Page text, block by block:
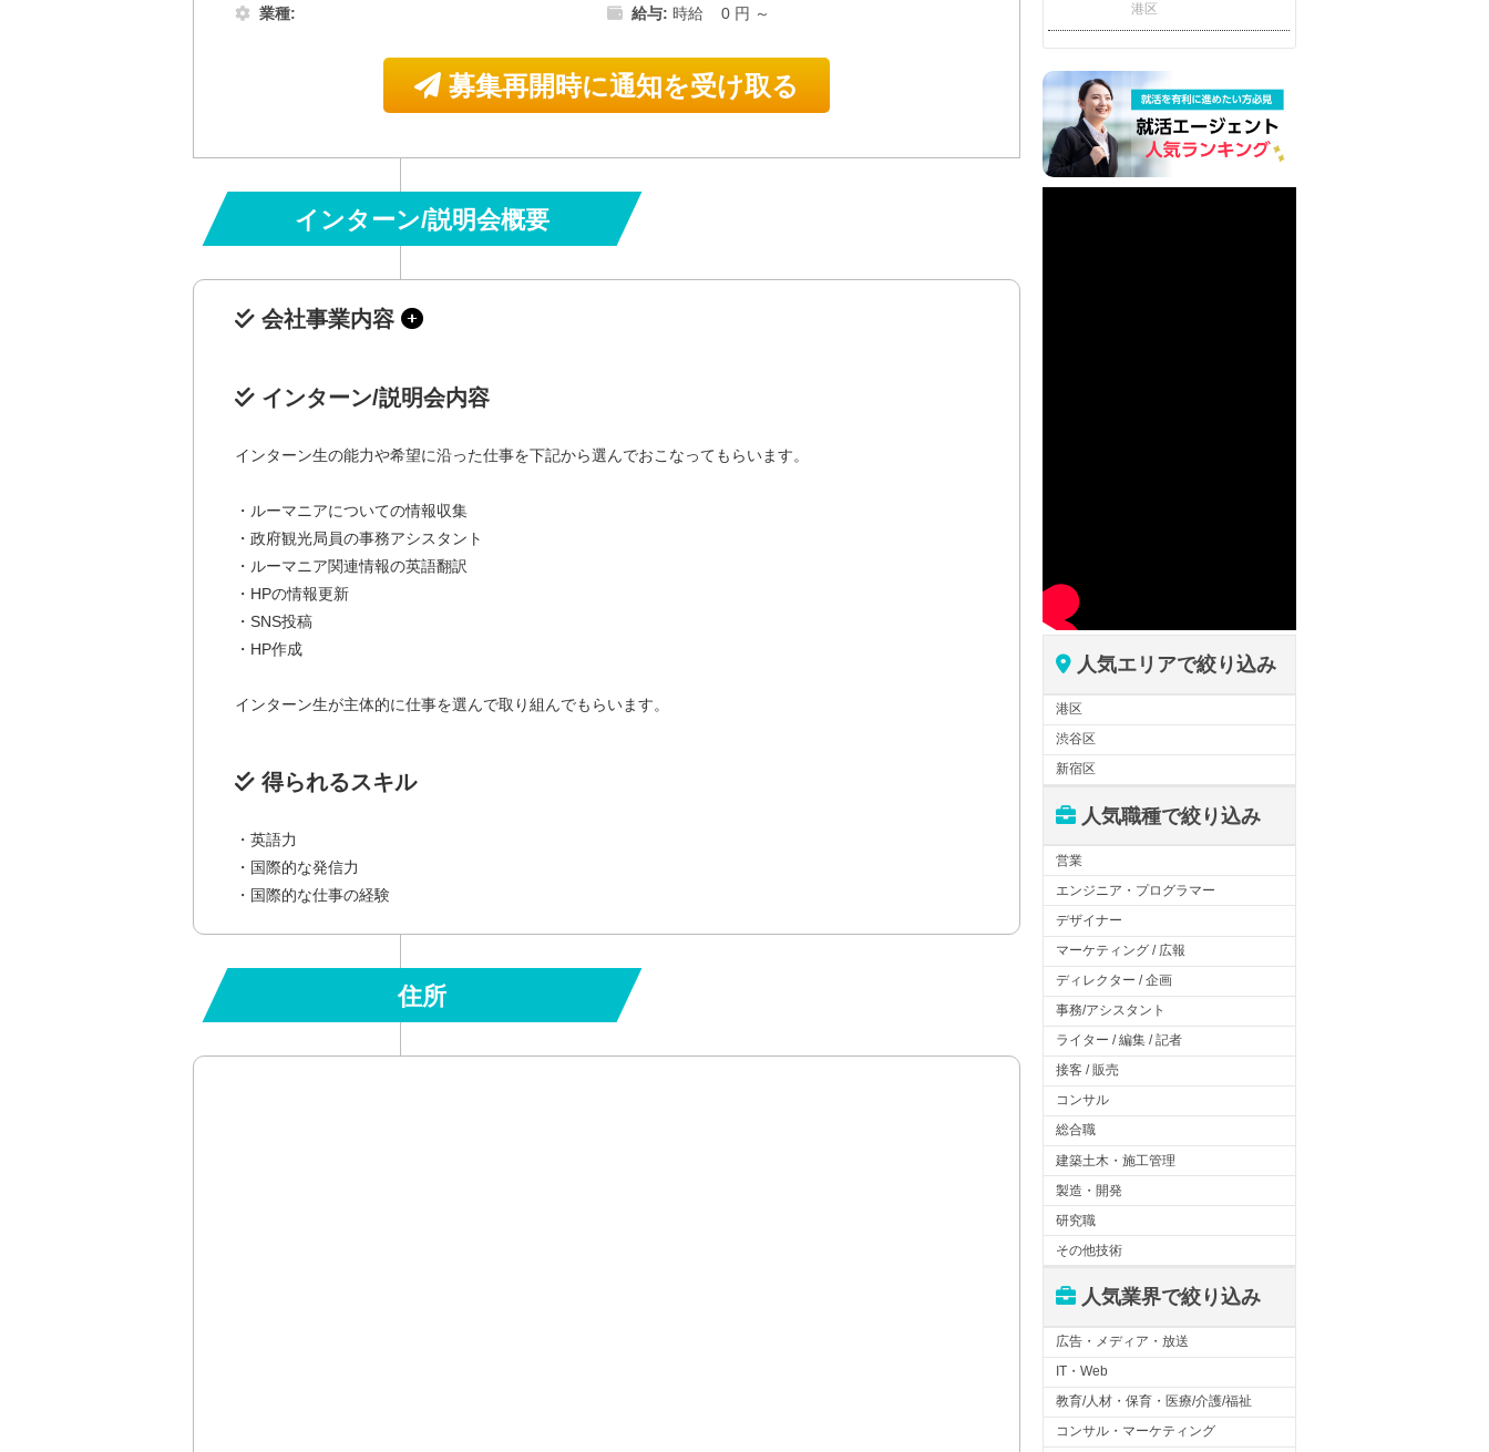
業種: 給与: 時給 0 円 ～
募集再開時に通知を受け取る
インターン/説明会概要
会社事業内容
インターン/説明会内容
インターン生の能力や希望に沿った仕事を下記から選んでおこなってもらいます。
・ルーマニアについての情報収集
・政府観光局員の事務アシスタント
・ルーマニア関連情報の英語翻訳
・HPの情報更新
・SNS投稿
・HP作成
インターン生が主体的に仕事を選んで取り組んでもらいます。
得られるスキル
・英語力
・国際的な発信力
・国際的な仕事の経験
住所
港区
人気エリアで絞り込み
港区
渋谷区
新宿区
人気職種で絞り込み
営業
エンジニア・プログラマー
デザイナー
マーケティング / 広報
ディレクター / 企画
事務/アシスタント
ライター / 編集 / 記者
接客 / 販売
コンサル
総合職
建築土木・施工管理
製造・開発
研究職
その他技術
人気業界で絞り込み
広告・メディア・放送
IT・Web
教育/人材・保育・医療/介護/福祉
コンサル・マーケティング